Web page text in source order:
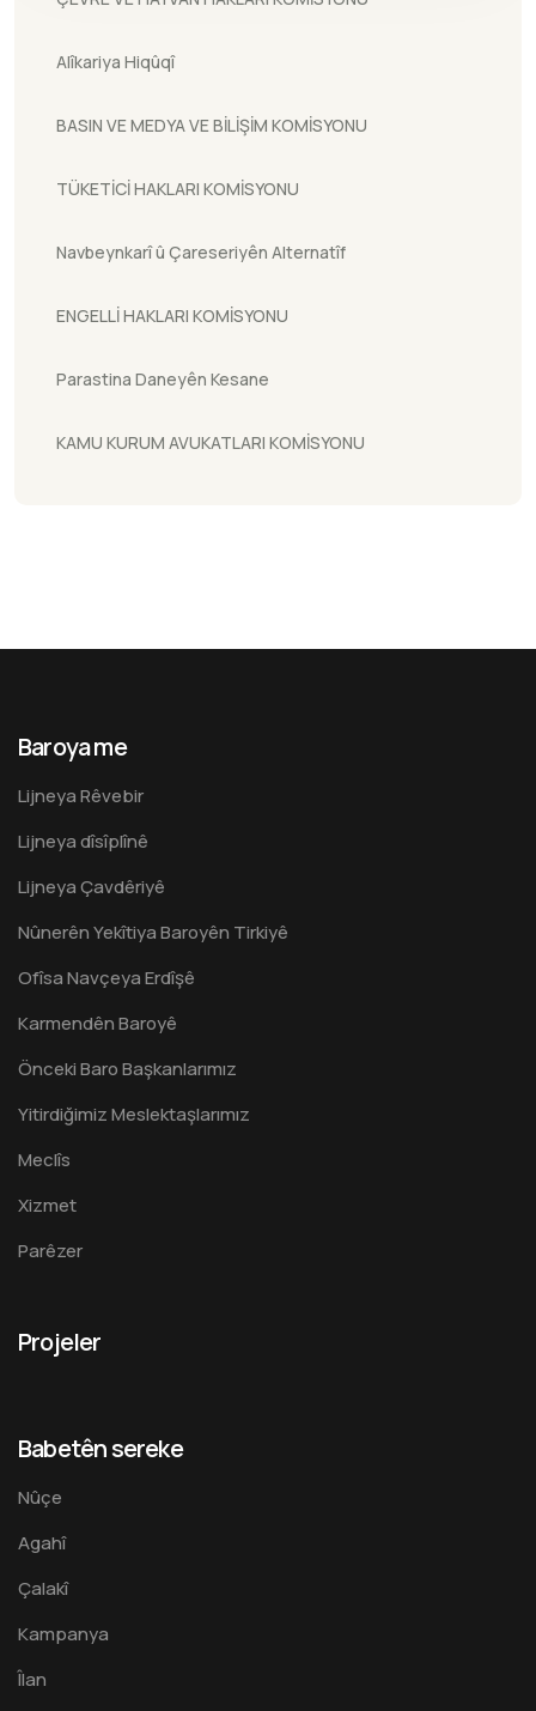
Alîkariya Hiqûqî
BASIN VE MEDYA VE BİLİŞİM KOMİSYONU
TÜKETİCİ HAKLARI KOMİSYONU
Navbeynkarî û Çareseriyên Alternatîf
ENGELLİ HAKLARI KOMİSYONU
Parastina Daneyên Kesane
KAMU KURUM AVUKATLARI KOMİSYONU
Baroya me
Lijneya Rêvebir
Lijneya dîsîplînê
Lijneya Çavdêriyê
Nûnerên Yekîtiya Baroyên Tirkiyê
Ofîsa Navçeya Erdîşê
Karmendên Baroyê
Önceki Baro Başkanlarımız
Yitirdiğimiz Meslektaşlarımız
Meclîs
Xizmet
Parêzer
Projeler
Babetên sereke
Nûçe
Agahî
Çalakî
Kampanya
Îlan